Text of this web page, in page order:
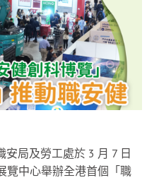
局及勞工處於 3 月 7 日
覽中心舉辦全港首個「職